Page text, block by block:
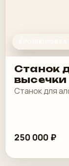
Станок
высечки
Станок для
250 000 ₽